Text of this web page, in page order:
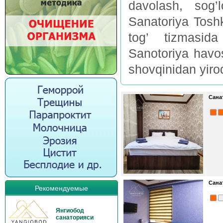
Рекомендуемые
Янгиобод
санаторияси
davolash,
Sanatoriya
tog’
Sanotoriya
shovqinidan